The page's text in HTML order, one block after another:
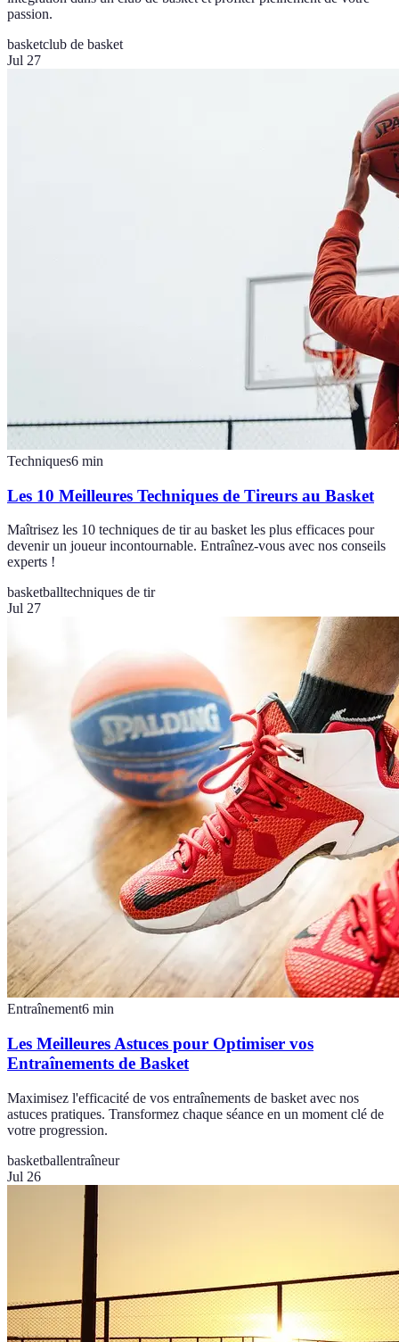
passion.
basketclub de basket
Jul 27
Techniques6 min
Les 10 Meilleures Techniques de Tireurs au Basket
Maîtrisez les 10 techniques de tir au basket les plus efficaces pour
devenir un joueur incontournable. Entraînez-vous avec nos conseils
experts !
basketballtechniques de tir
Jul 27
Entraînement6 min
Les Meilleures Astuces pour Optimiser vos
Entraînements de Basket
Maximisez l'efficacité de vos entraînements de basket avec nos
astuces pratiques. Transformez chaque séance en un moment clé de
votre progression.
basketballentraîneur
Jul 26